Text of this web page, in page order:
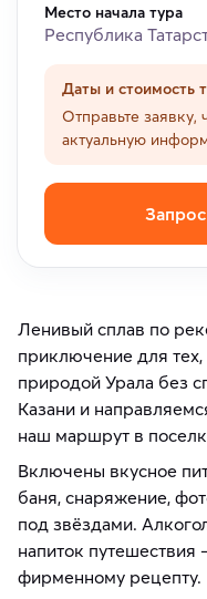
Место начала тура
Республика
Даты и стоимость
Отправьте заявку,
актуальную
Ленивый сплав по
приключение для тех,
природой Урала без
Казани и
наш маршрут в
Включены вкусное
баня, снаряжение,
под звёздами.
напиток
фирменному рецепту.